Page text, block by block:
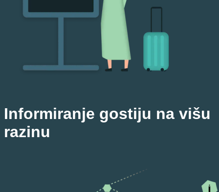
Informiranje gostiju na višu
razinu